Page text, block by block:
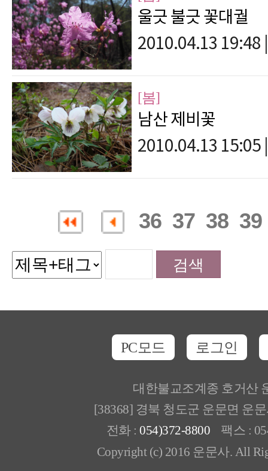
울긋 불긋 꽃대궐
2010.04.13 19:48
[봄]
남산 제비꽃
2010.04.13 15:05
36 37 38 39
PC모드 로그인
대한불교조계종 호거산
[38368] 경북 청도군 운문면 운
전화 : 054)372-8800 팩스 :
Copyright (c) 2016 운문사. All